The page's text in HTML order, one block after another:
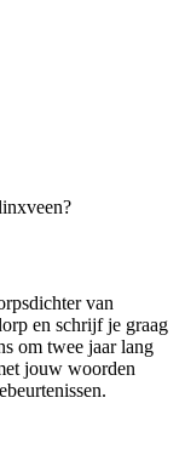
van
en schrijf je graag
om twee jaar lang
jouw woorden